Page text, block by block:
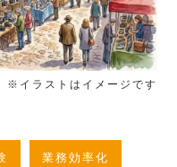
※イラストはイメージです
業務効率化